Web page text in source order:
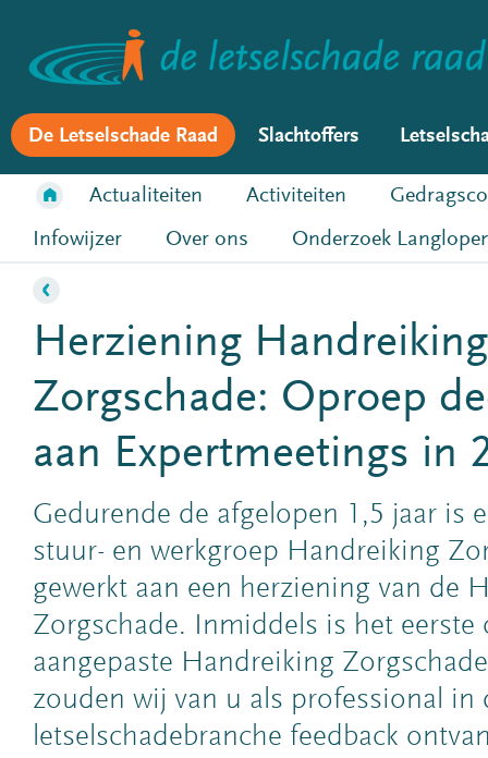
De Letselschade Raad Slachtoffers
Actualiteiten Activiteiten
Infowijzer
Over ons Onderzoek
Herziening Handreiking
Zorgschade: Oproep
aan Expertmeetings in
Gedurende de afgelopen 1,5 jaar is
stuur- en werkgroep Handreiking
gewerkt aan een herziening van de
Zorgschade. Inmiddels is het eerste
aangepaste Handreiking
zouden wij van u als professional in
letselschadebranche feedback